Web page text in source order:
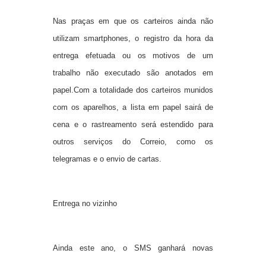
Nas praças em que os carteiros ainda não
utilizam smartphones, o registro da hora da
entrega efetuada ou os motivos de um
trabalho não executado são anotados em
papel.Com a totalidade dos carteiros munidos
com os aparelhos, a lista em papel sairá de
cena e o rastreamento será estendido para
outros serviços do Correio, como os
telegramas e o envio de cartas.
Entrega no vizinho
Ainda este ano, o SMS ganhará novas